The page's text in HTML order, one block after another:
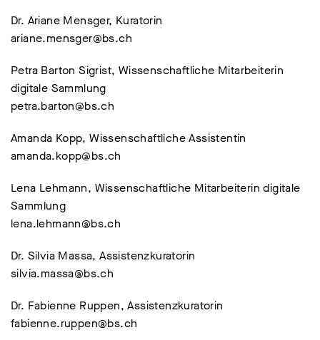
Dr. Ariane Mensger, Kuratorin
ariane.mensger@bs.ch
Petra Barton Sigrist, Wissenschaftliche Mitarbeiterin
digitale Sammlung
petra.barton@bs.ch
Amanda Kopp, Wissenschaftliche Assistentin
amanda.kopp@bs.ch
Lena Lehmann, Wissenschaftliche Mitarbeiterin digitale
Sammlung
lena.lehmann@bs.ch
Dr. Silvia Massa, Assistenzkuratorin
silvia.massa@bs.ch
Dr. Fabienne Ruppen, Assistenzkuratorin
fabienne.ruppen@bs.ch